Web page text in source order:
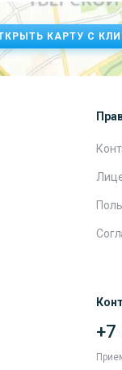
КАРТУ С
+7